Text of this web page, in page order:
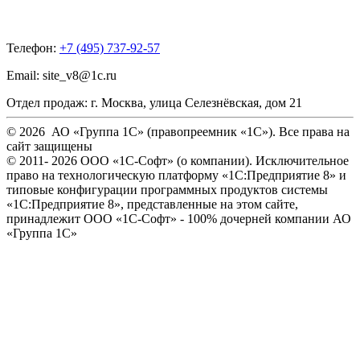
Телефон: +7 (495) 737-92-57
Email: site_v8@1c.ru
Отдел продаж: г. Москва, улица Селезнёвская, дом 21
© 2026 АО «Группа 1С» (правопреемник «1С»). Все права на
сайт защищены
© 2011- 2026 ООО «1С-Софт» (о компании). Исключительное
право на технологическую платформу «1С:Предприятие 8» и
типовые конфигурации программных продуктов системы
«1С:Предприятие 8», представленные на этом сайте,
принадлежит ООО «1С-Софт» - 100% дочерней компании АО
«Группа 1С»